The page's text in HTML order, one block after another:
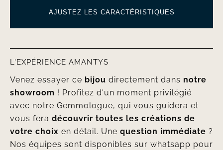
AJUSTEZ LES CARACTÉRISTIQUES
L'EXPÉRIENCE AMANTYS
Venez essayer ce bijou directement dans notre
showroom ! Profitez d'un moment privilégié
avec notre Gemmologue, qui vous guidera et
vous fera découvrir toutes les créations de
votre choix en détail. Une question immédiate ?
Nos équipes sont disponibles sur whatsapp pour